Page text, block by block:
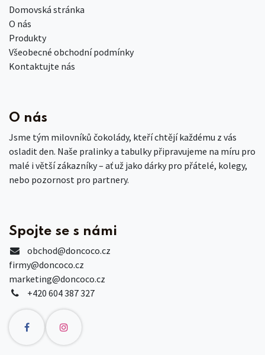
Domovská stránka
O nás
Produkty
Všeobecné obchodní podmínky
Kontaktujte nás
O nás
Jsme tým milovníků čokolády, kteří chtějí každému z vás
osladit den. Naše pralinky a tabulky připravujeme na míru pro
malé i větší zákazníky – ať už jako dárky pro přátelé, kolegy,
nebo pozornost pro partnery.
Spojte se s námi
obchod@doncoco.cz
firmy@doncoco.cz
marketing@doncoco.cz
+420 604 387 327